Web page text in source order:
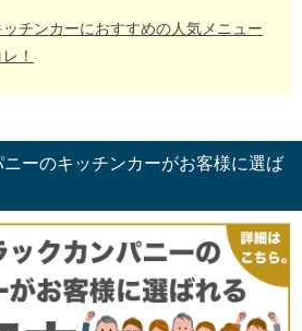
チンカーにおすすめの人気メニュー
！
ーのキッチンカーがお客様に選ば